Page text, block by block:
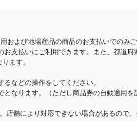
および地場産品の商品のお支払いでのみ
支払いにご利用できます。また、都道府
ます。
などの操作をしてください。
なります。（ただし商品券の自動適用を
店舗により対応できない場合があるので